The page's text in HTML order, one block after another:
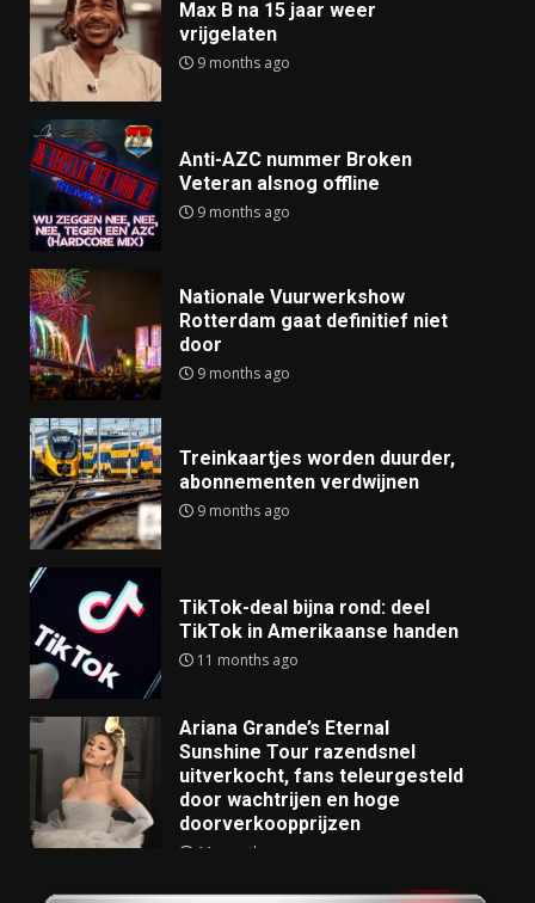
Max B na 15 jaar weer
vrijgelaten
9 months ago
Anti-AZC nummer Broken
Veteran alsnog offline
9 months ago
Nationale Vuurwerkshow
Rotterdam gaat definitief niet
door
9 months ago
Treinkaartjes worden duurder,
abonnementen verdwijnen
9 months ago
TikTok-deal bijna rond: deel
TikTok in Amerikaanse handen
11 months ago
Ariana Grande’s Eternal
Sunshine Tour razendsnel
uitverkocht, fans teleurgesteld
door wachtrijen en hoge
doorverkoopprijzen
11 months ago